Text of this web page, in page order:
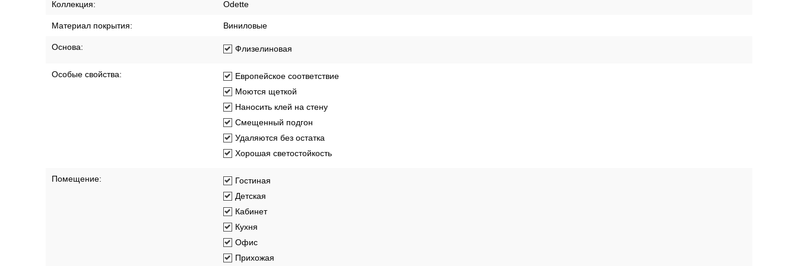
Коллекция: Odette
Материал покрытия: Виниловые
Основа: Флизелиновая
Особые свойства:
Европейское соответствие
Моются щеткой
Наносить клей на стену
Смещенный подгон
Удаляются без остатка
Хорошая светостойкость
Помещение:
Гостиная
Детская
Кабинет
Кухня
Офис
Прихожая